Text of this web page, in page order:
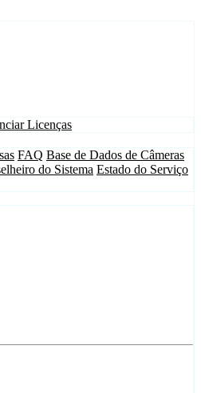
Licenças
FAQ Base de Dados de Câmeras
do Sistema Estado do Serviço